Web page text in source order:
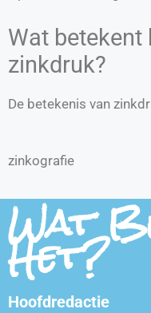
Wat betekent
zinkdruk?
De betekenis van
zinkografie
Wat
Het?
Hoofdredactie